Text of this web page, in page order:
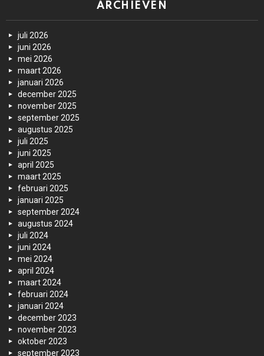
ARCHIEVEN
juli 2026
juni 2026
mei 2026
maart 2026
januari 2026
december 2025
november 2025
september 2025
augustus 2025
juli 2025
juni 2025
april 2025
maart 2025
februari 2025
januari 2025
september 2024
augustus 2024
juli 2024
juni 2024
mei 2024
april 2024
maart 2024
februari 2024
januari 2024
december 2023
november 2023
oktober 2023
september 2023